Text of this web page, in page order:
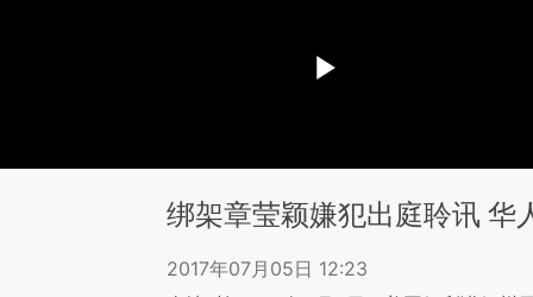
绑架章莹颖嫌犯出庭聆讯 华
2017年07月05日 12:23